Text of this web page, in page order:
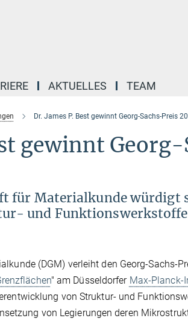
AKTUELLES TEAM
Dr. James P. Best gewinnt Georg-Sachs-Preis
gewinnt
für Materialkunde würdigt
und
(DGM) verleiht den Georg-Sachs-
" am Düsseldorfer Max-Planck-
von Struktur- und
von Legierungen deren